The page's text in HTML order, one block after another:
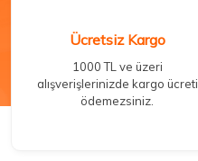
Ücretsiz Kargo
1000 TL ve üzeri
alışverişlerinizde kargo ücreti
ödemezsiniz.